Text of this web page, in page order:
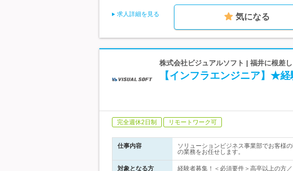
求人詳細を見る 気になる
株式会社ビジュアルソフト | 福井に根差
【インフラエンジニア】★
完全週休2日制 リモートワーク可
仕事内容
ソリューションビジネス事業部でお客様
の業務をお任せします。
対象となる方 経験者募集！＜必須要件＞高卒以上の方